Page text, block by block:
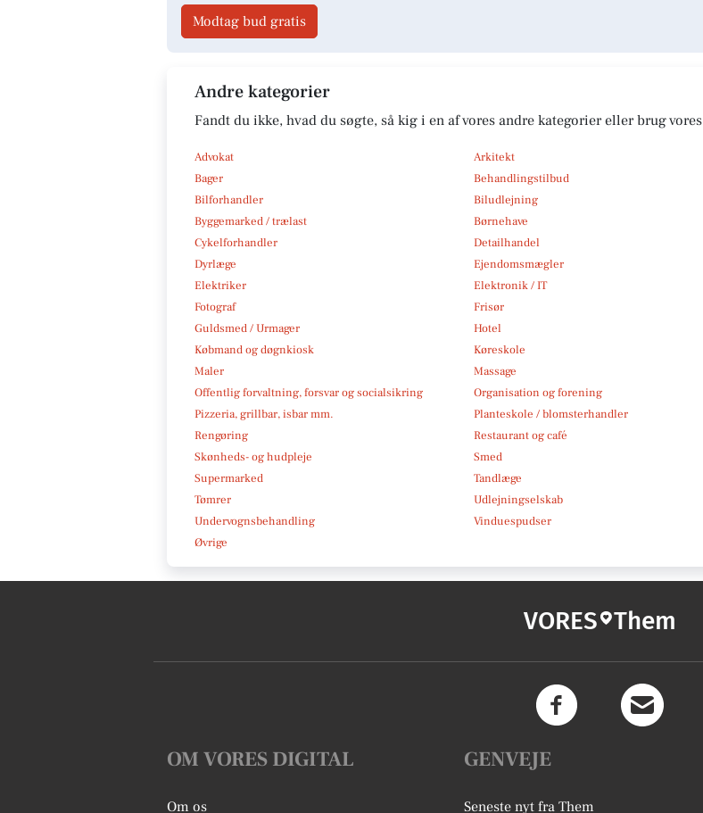
Modtag bud gratis
Andre kategorier
Fandt du ikke, hvad du søgte, så kig i en af vores andre kategorier eller brug vores
Advokat Arkitekt
Bager
Behandlingstilbud
Bilforhandler
Biludlejning
Byggemarked / trælast
Børnehave
Cykelforhandler
Detailhandel
Dyrlæge
Ejendomsmægler
Elektriker
Elektronik / IT
Fotograf
Frisør
Guldsmed / Urmager
Hotel
Købmand og døgnkiosk
Køreskole
Maler
Massage
Offentlig forvaltning, forsvar og socialsikring
Organisation og forening
Pizzeria, grillbar, isbar mm.
Planteskole / blomsterhandler
Rengøring
Restaurant og café
Skønheds- og hudpleje
Smed
Supermarked
Tandlæge
Tømrer
Udlejningselskab
Undervognsbehandling
Vinduespudser
Øvrige
VORES Them
OM VORES DIGITAL
Om os
GENVEJE
Seneste nyt fra Them